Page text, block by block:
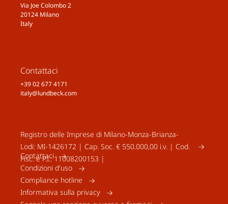
Via Joe Colombo 2
20124 Milano
Italy
Contattaci
+39 02 677 4171
italy@lundbeck.com
Registro delle Imprese di Milano-Monza-Brianza-
Lodi: MI-1426172 | Cap. Soc. € 550.000,00 i.v. | Cod.
Fisc. e P.I.: 11008200153 |
Contattaci
Condizioni d'uso
Compliance hotline
Informativa sulla privacy